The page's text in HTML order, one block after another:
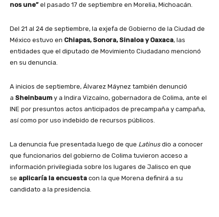
nos une” el pasado 17 de septiembre en Morelia, Michoacán.
Del 21 al 24 de septiembre, la exjefa de Gobierno de la Ciudad de
México estuvo en Chiapas, Sonora, Sinaloa y Oaxaca, las
entidades que el diputado de Movimiento Ciudadano mencionó
en su denuncia.
A inicios de septiembre, Álvarez Máynez también denunció
a Sheinbaum y a Indira Vizcaíno, gobernadora de Colima, ante el
INE por presuntos actos anticipados de precampaña y campaña,
así como por uso indebido de recursos públicos.
La denuncia fue presentada luego de que Latinus dio a conocer
que funcionarios del gobierno de Colima tuvieron acceso a
información privilegiada sobre los lugares de Jalisco en que
se aplicaría la encuesta con la que Morena definirá a su
candidato a la presidencia.